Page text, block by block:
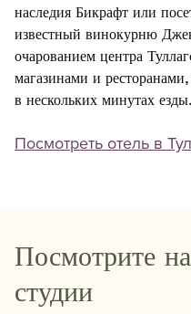
наследия Бикрафт или
известный винокурню
очарованием центра
магазинами и
в нескольких минутах езды.
Посмотреть отель в
Посмотрите
студии